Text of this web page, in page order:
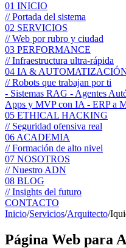
01 INICIO
// Portada del sistema
02 SERVICIOS
// Web por rubro y ciudad
03 PERFORMANCE
// Infraestructura ultra-rápida
04 IA &
// Robots que trabajan por ti
- Sistemas RAG - Agentes
Apps y MVP con IA - ERP a
05 ETHICAL HACKING
// Seguridad ofensiva real
06 ACADEMIA
// Formación de alto nivel
07 NOSOTROS
// Nuestro ADN
08 BLOG
// Insights del futuro
CONTACTO
Inicio/Servicios/Arquitecto/
Página Web para